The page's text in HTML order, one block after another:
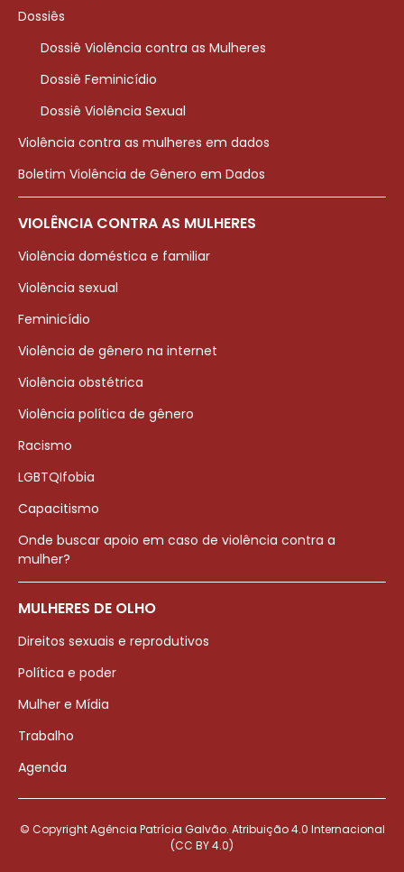
Dossiês
Dossiê Violência contra as Mulheres
Dossiê Feminicídio
Dossiê Violência Sexual
Violência contra as mulheres em dados
Boletim Violência de Gênero em Dados
VIOLÊNCIA CONTRA AS MULHERES
Violência doméstica e familiar
Violência sexual
Feminicídio
Violência de gênero na internet
Violência obstétrica
Violência política de gênero
Racismo
LGBTQIfobia
Capacitismo
Onde buscar apoio em caso de violência contra a
mulher?
MULHERES DE OLHO
Direitos sexuais e reprodutivos
Política e poder
Mulher e Mídia
Trabalho
Agenda
© Copyright Agência Patrícia Galvão. Atribuição 4.0 Internacional
(CC BY 4.0)